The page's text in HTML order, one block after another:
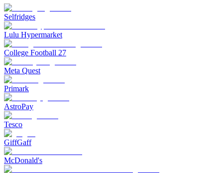
Selfridges
Lulu Hypermarket
College Football 27
Meta Quest
Primark
AstroPay
Tesco
GiffGaff
McDonald's